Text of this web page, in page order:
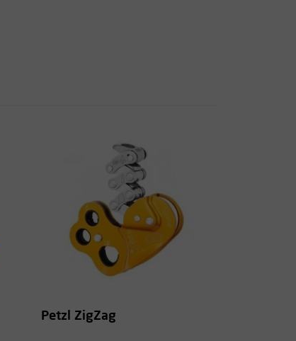
Petzl ZigZag